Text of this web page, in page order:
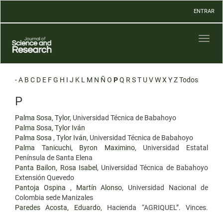
Contenido
Barra
lateral
ENTRAR
-A B C D E FG H I J K L M N Ñ O PQ R ST UVWX YZTodos
P
Palma Sosa, Tylor, Universidad Técnica de Babahoyo
Palma Sosa, Tylor Iván
Palma Sosa , Tylor Iván, Universidad Técnica de Babahoyo
Palma Tanicuchi, Byron Maximino, Universidad Estatal
Península de Santa Elena
Panta Bailon, Rosa Isabel , Universidad Técnica de Babahoyo
Extensión Quevedo
Pantoja Ospina , Martín Alonso, Universidad Nacional de
Colombia sede Manizales
Paredes Acosta, Eduardo, Hacienda “AGRIQUEL”. Vinces.